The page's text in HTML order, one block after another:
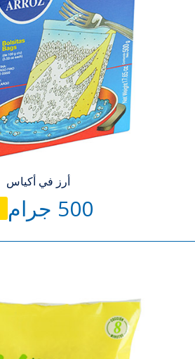
أرز في أكياس
500 جرام